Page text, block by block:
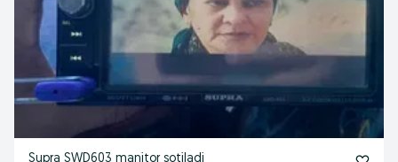
Supra SWD603 manitor sotiladi